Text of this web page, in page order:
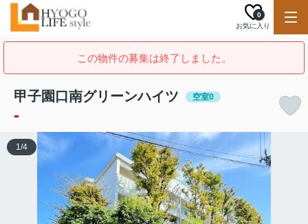
お気に入り
0
この物件の募集は終了しました。
甲子園口南グリーンハイツ 空室0
-
1/4